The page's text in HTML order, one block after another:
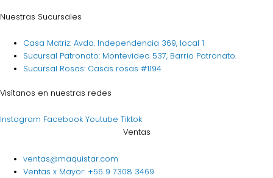
Nuestras Sucursales
Casa Matriz: Avda. Independencia 369, local 1
Sucursal Patronato: Montevideo 537, Barrio Patronato.
Sucursal Rosas: Casas rosas #1194
Visítanos en nuestras redes
Instagram Facebook Youtube Tiktok
Ventas
ventas@maquistar.com
Ventas x Mayor: +56 9 7308 3469